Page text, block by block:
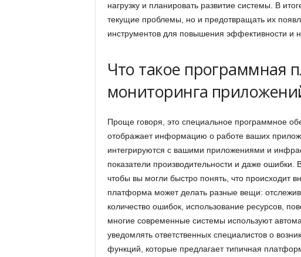
нагрузку и планировать развитие системы. В
текущие проблемы, но и предотвращать их
инструментов для повышения эффективности и
Что такое программная
мониторинга
Проще говоря, это специальное программное
отображает информацию о работе ваших
интегрируются с вашими приложениями и
показатели производительности и даже
чтобы вы могли быстро понять, что происходит
платформа может делать разные вещи:
количество ошибок, использование ресурсов,
многие современные системы используют
уведомлять ответственных специалистов о
функций, которые предлагает типичная